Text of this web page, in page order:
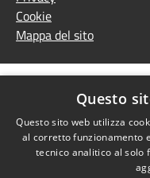
Cookie
Mappa del sito
Questo
Questo sito web utilizza
al corretto funzionamento
tecnico analitico al solo